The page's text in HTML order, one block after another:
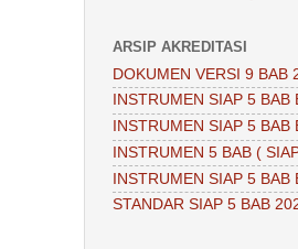
ARSIP AKREDITASI
DOKUMEN VERSI 9 BAB
INSTRUMEN SIAP 5 BAB
INSTRUMEN SIAP 5 BAB
INSTRUMEN 5 BAB (
INSTRUMEN SIAP 5 BAB
STANDAR SIAP 5 BAB